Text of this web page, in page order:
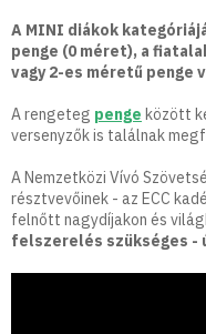
A MINI diákok
penge (0 méret), a
vagy 2-es méretű penge
A rengeteg penge között
versenyzők is találnak
A Nemzetközi Vívó
résztvevőinek - az ECC
felnőtt nagydíjakon és
felszerelés szükséges -